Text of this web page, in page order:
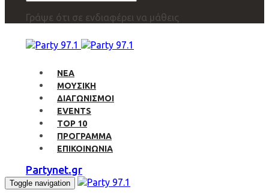
Γράψε ότι σε ενδιαφέρει να μάθεις
ΝΕΑ
ΜΟΥΣΙΚΗ
ΔΙΑΓΩΝΙΣΜΟΙ
EVENTS
TOP 10
ΠΡΟΓΡΑΜΜΑ
ΕΠΙΚΟΙΝΩΝΙΑ
Partynet.gr
Toggle navigation